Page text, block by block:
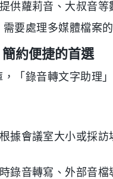
提供蘿莉音、大叔音
需要處理多媒體檔案
約便捷的首選
「錄音轉文字助理
根據會議室大小或採
時錄音轉寫、外部音